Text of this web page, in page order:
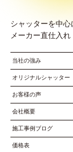
シャッターを中心
メーカー直仕入
当社の強み
オリジナルシャッター
お客様の声
会社概要
施工事例ブログ
価格表